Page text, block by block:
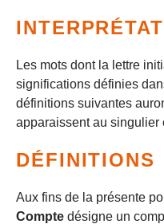
Les mots dont la lettre
significations définies
définitions suivantes
apparaissent au singulier
DÉFINITIONS
Aux fins de la présente
Compte désigne un